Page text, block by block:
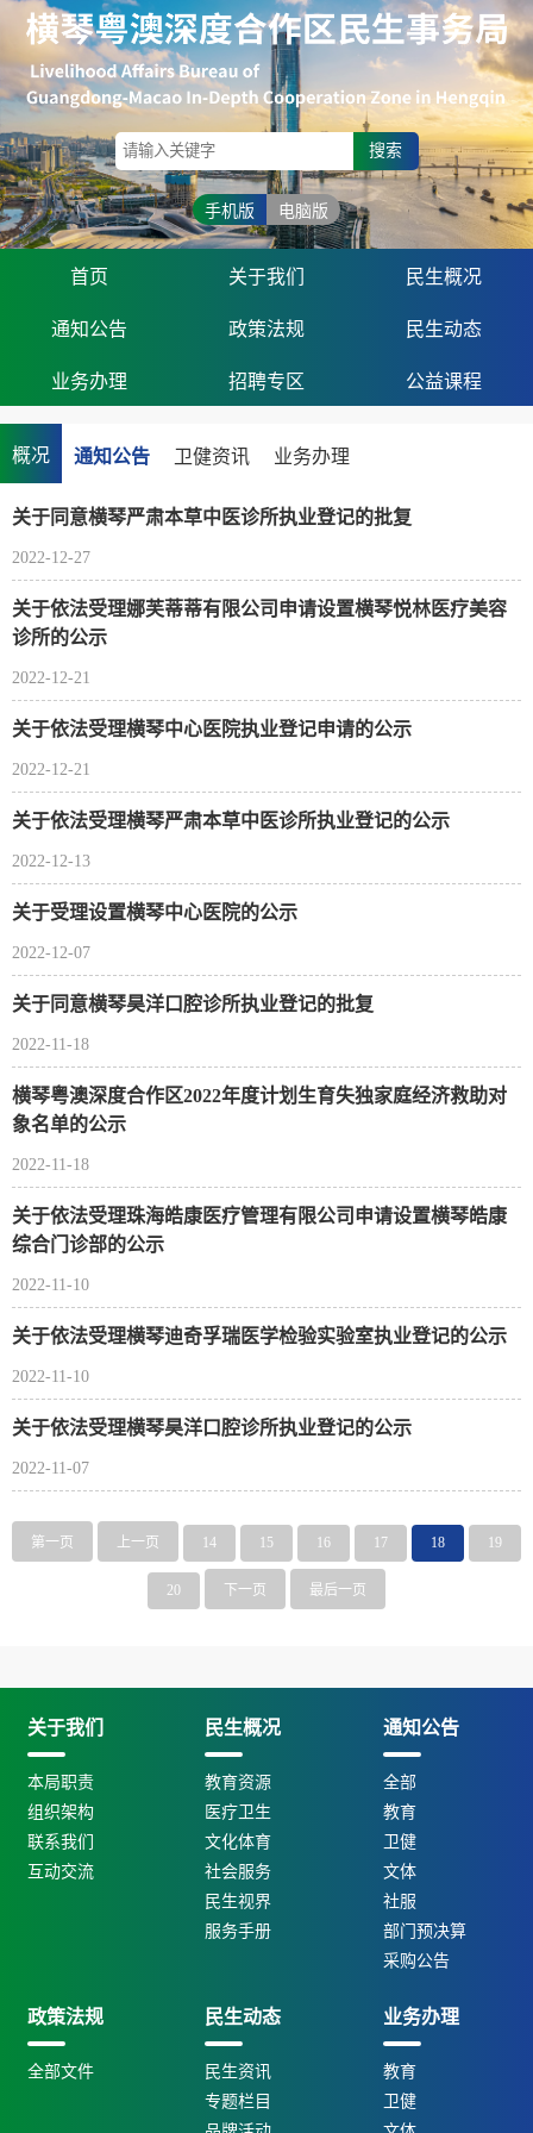
搜索
手机版 电脑版
首页 关于我们 民生概况
通知公告 政策法规 民生动态
业务办理 招聘专区 公益课程
概况 通知公告 卫健资讯 业务办理
关于同意横琴严肃本草中医诊所执业登记的批复
2022-12-27
关于依法受理娜芙蒂蒂有限公司申请设置横琴悦林医疗美容
诊所的公示
2022-12-21
关于依法受理横琴中心医院执业登记申请的公示
2022-12-21
关于依法受理横琴严肃本草中医诊所执业登记的公示
2022-12-13
关于受理设置横琴中心医院的公示
2022-12-07
关于同意横琴昊洋口腔诊所执业登记的批复
2022-11-18
横琴粤澳深度合作区2022年度计划生育失独家庭经济救助对
象名单的公示
2022-11-18
关于依法受理珠海皓康医疗管理有限公司申请设置横琴皓康
综合门诊部的公示
2022-11-10
关于依法受理横琴迪奇孚瑞医学检验实验室执业登记的公示
2022-11-10
关于依法受理横琴昊洋口腔诊所执业登记的公示
2022-11-07
第一页 上一页 14 15 16 17 18 19
20 下一页 最后一页
关于我们
本局职责
组织架构
联系我们
互动交流
民生概况
教育资源
医疗卫生
文化体育
社会服务
民生视界
服务手册
通知公告
全部
教育
卫健
文体
社服
部门预决算
采购公告
政策法规
全部文件
民生动态
民生资讯
专题栏目
业务办理
教育
卫健